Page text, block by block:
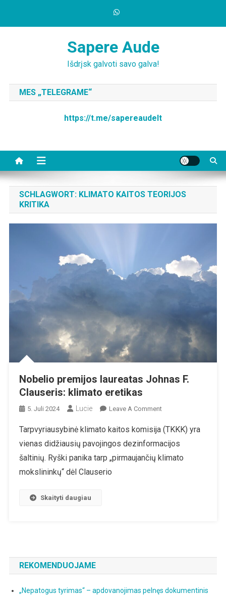
Sapere Aude
Išdrįsk galvoti savo galva!
MES „TELEGRAME“
https://t.me/sapereaudelt
SCHLAGWORT: KLIMATO KAITOS TEORIJOS
KRITIKA
Nobelio premijos laureatas Johnas F.
Clauseris: klimato eretikas
5. Juli 2024 Lucie Leave A CommentOn
Premijos
Laureatas
Johnas
Tarpvyriausybinė klimato kaitos komisija (TKKK) yra
vienas didžiausių pavojingos dezinformacijos
šaltinių. Ryški panika tarp „pirmaujančių klimato
mokslininkų“ dėl Clauserio
Skaityti daugiau
REKOMENDUOJAME
„Nepatogus tyrimas“ – apdovanojimas pelnęs dokumentinis